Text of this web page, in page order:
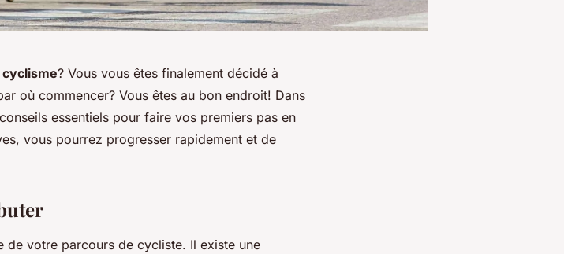
cyclisme? Vous vous êtes finalement décidé à
où commencer? Vous êtes au bon endroit! Dans
essentiels pour faire vos premiers pas en
vous pourrez progresser rapidement et de
de votre parcours de cycliste. Il existe une